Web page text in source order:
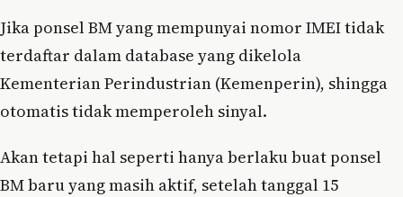
Jika ponsel BM yang mempunyai nomor IMEI tidak
terdaftar dalam database yang dikelola
Kementerian Perindustrian (Kemenperin), shingga
otomatis tidak memperoleh sinyal.
Akan tetapi hal seperti hanya berlaku buat ponsel
BM baru yang masih aktif, setelah tanggal 15